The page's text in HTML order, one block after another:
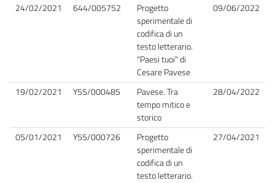
24/02/2021
644/005752
Progetto
sperimentale di
codifica di un
testo letterario.
"Paesi tuoi" di
Cesare Pavese
09/06/2022
19/02/2021 Y55/000485
Pavese. Tra
tempo mitico e
storico
28/04/2022
05/01/2021 Y55/000726
Progetto
sperimentale di
codifica di un
testo letterario.
27/04/2021